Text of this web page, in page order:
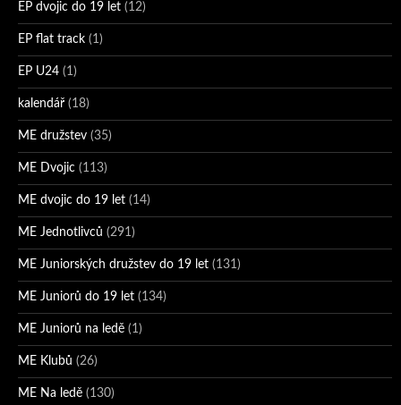
EP dvojic do 19 let (12)
EP flat track (1)
EP U24 (1)
kalendář (18)
ME družstev (35)
ME Dvojic (113)
ME dvojic do 19 let (14)
ME Jednotlivců (291)
ME Juniorských družstev do 19 let (131)
ME Juniorů do 19 let (134)
ME Juniorů na ledě (1)
ME Klubů (26)
ME Na ledě (130)